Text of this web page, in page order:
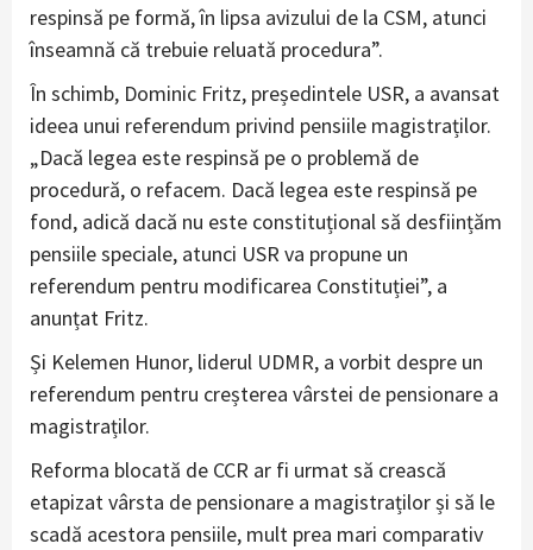
respinsă pe formă, în lipsa avizului de la CSM, atunci
înseamnă că trebuie reluată procedura”.
În schimb, Dominic Fritz, președintele USR, a avansat
ideea unui referendum privind pensiile magistraților.
„Dacă legea este respinsă pe o problemă de
procedură, o refacem. Dacă legea este respinsă pe
fond, adică dacă nu este constituțional să desființăm
pensiile speciale, atunci USR va propune un
referendum pentru modificarea Constituției”, a
anunțat Fritz.
Și Kelemen Hunor, liderul UDMR, a vorbit despre un
referendum pentru creșterea vârstei de pensionare a
magistraților.
Reforma blocată de CCR ar fi urmat să crească
etapizat vârsta de pensionare a magistraților și să le
scadă acestora pensiile, mult prea mari comparativ